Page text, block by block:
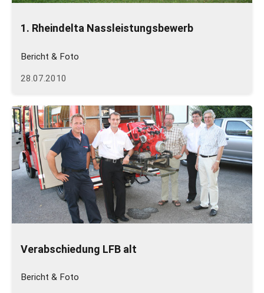
1. Rheindelta Nassleistungsbewerb
Bericht & Foto
28.07.2010
Verabschiedung LFB alt
Bericht & Foto